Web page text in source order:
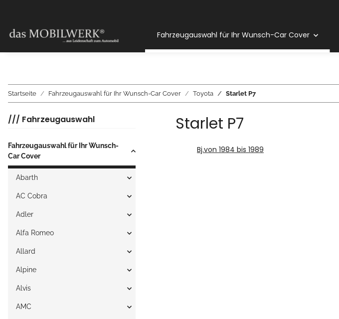
Fahrzeugauswahl für Ihr Wunsch-Car Cover
Startseite Fahrzeugauswahl für Ihr Wunsch-Car Cover Toyota Starlet P7
Starlet P7
Bj.von 1984 bis 1989
/// Fahrzeugauswahl
Fahrzeugauswahl für Ihr Wunsch-
Car Cover
Abarth
AC Cobra
Adler
Alfa Romeo
Allard
Alpine
Alvis
AMC